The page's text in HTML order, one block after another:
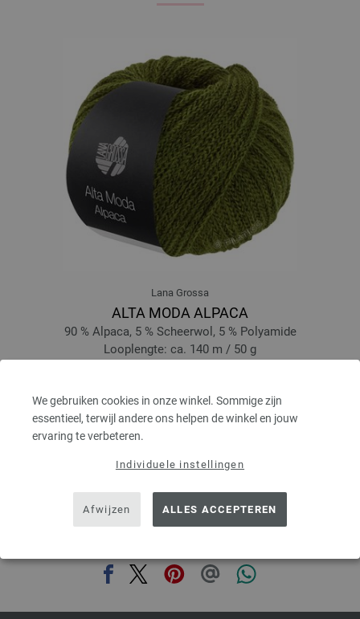
We gebruiken cookies in onze winkel. Sommige zijn
essentieel, terwijl andere ons helpen de winkel en jouw
ervaring te verbeteren.
Individuele instellingen
Afwijzen ALLES ACCEPTEREN
Lana Grossa
ALTA MODA ALPACA
90 % Alpaca, 5 % Scheerwol, 5 % Polyamide
Looplengte: ca. 140 m / 50 g
7,80 $
excl. btw, excl. verzendkosten, Artikelprijs: 133,60 € / kg